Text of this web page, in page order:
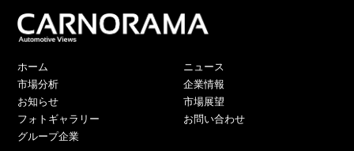
ホーム
市場分析
ニュース
企業情報
お知らせ
フォトギャラリー
市場展望
お問い合わせ
グループ企業